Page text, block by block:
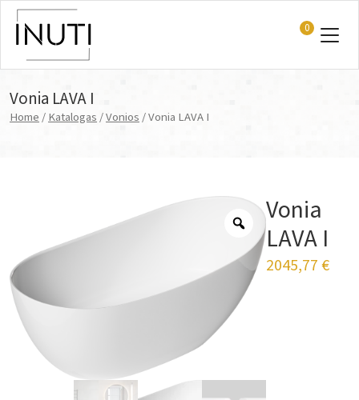
Main Navigation
0
Vonia LAVA I
Home/Katalogas/Vonios/ Vonia LAVA I
Vonia
LAVA I
2045,77€